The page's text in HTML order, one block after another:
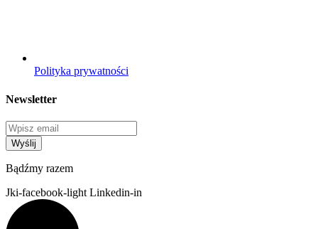
Polityka prywatności
Newsletter
Wyślij
Bądźmy razem
Jki-facebook-light Linkedin-in